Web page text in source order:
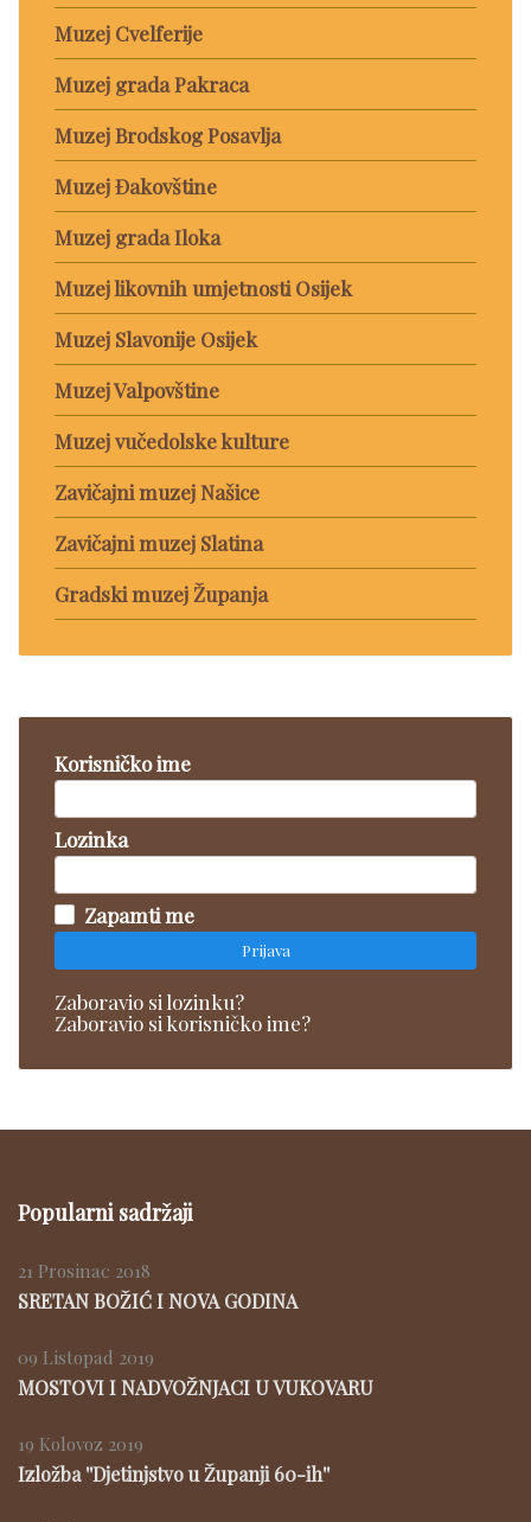
Muzej Cvelferije
Muzej grada Pakraca
Muzej Brodskog Posavlja
Muzej Đakovštine
Muzej grada Iloka
Muzej likovnih umjetnosti Osijek
Muzej Slavonije Osijek
Muzej Valpovštine
Muzej vučedolske kulture
Zavičajni muzej Našice
Zavičajni muzej Slatina
Gradski muzej Županja
Korisničko ime
Lozinka
Zapamti me
Prijava
Zaboravio si lozinku?
Zaboravio si korisničko ime?
Popularni sadržaji
21 Prosinac 2018
SRETAN BOŽIĆ I NOVA GODINA
09 Listopad 2019
MOSTOVI I NADVOŽNJACI U VUKOVARU
19 Kolovoz 2019
Izložba ''Djetinjstvo u Županji 60-ih''